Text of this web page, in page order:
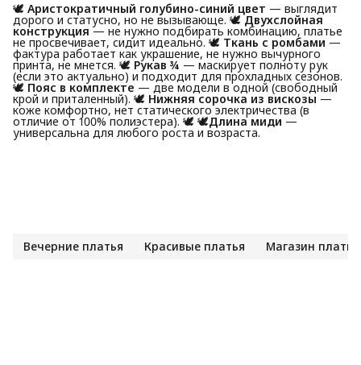
🕊️ Аристократичный голубино-синий цвет — выглядит
дорого и статусно, но не вызывающе. 🕊️Двухслойная
конструкция — не нужно подбирать комбинацию, платье
не просвечивает, сидит идеально. 🕊️ Ткань с ромбами —
фактура работает как украшение, не нужно вычурного
принта, не мнется. 🕊️ Рукав ¾ — маскирует полноту рук
(если это актуально) и подходит для прохладных сезонов.
🕊️ Пояс в комплекте — две модели в одной (свободный
крой и приталенный). 🕊️ Нижняя сорочка из вискозы —
коже комфортно, нет статического электричества (в
отличие от 100% полиэстера). 🕊️ 🕊️Длина миди —
универсальна для любого роста и возраста.
Вечерние платья Красивые платья Магазин